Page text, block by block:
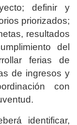
definir y
priorizados;
resultados
del
ferias de
de ingresos y
con
identificar,